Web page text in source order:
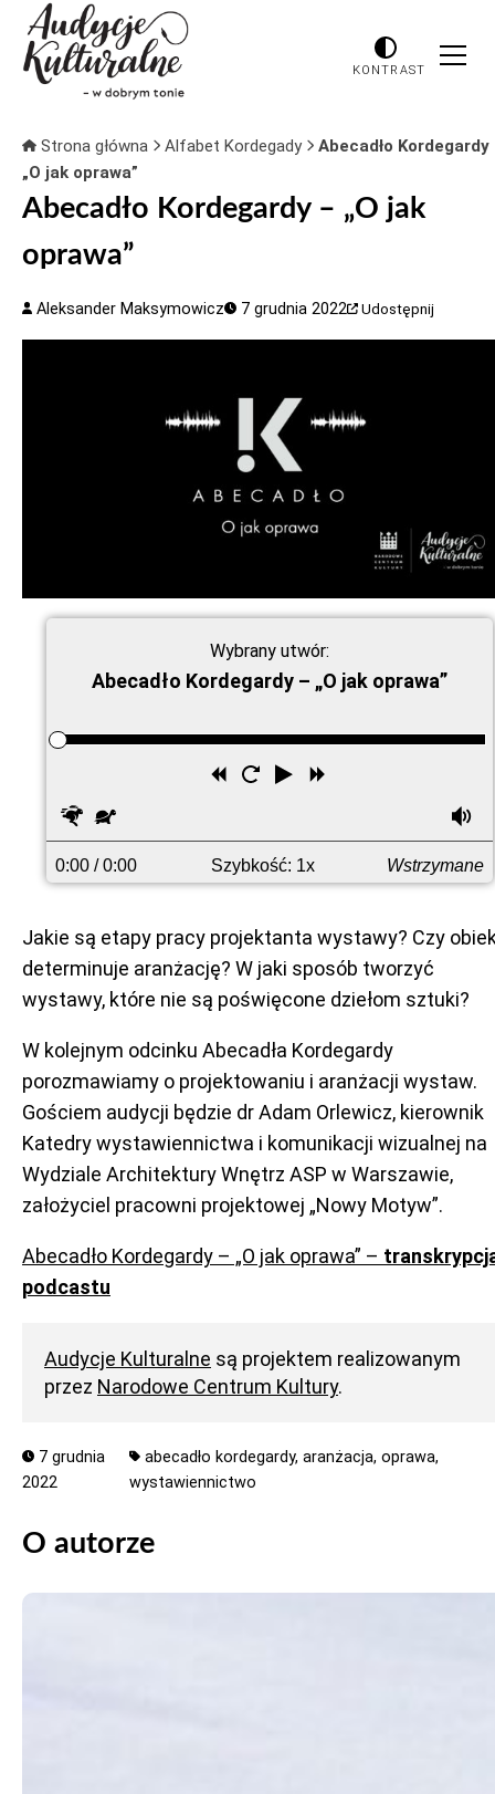
KONTRAST
Strona główna Alfabet Kordegady
Abecadło Kordegardy
„O jak oprawa”
Abecadło Kordegardy – „O jak
oprawa”
Aleksander Maksymowicz 7 grudnia 2022 Udostępnij
Wybrany utwór:
Abecadło Kordegardy – „O jak oprawa”
Odtwórz
Uruchom
Przewiń
przodu
Szybciej
0:00 / 0:00 Szybkość: 1x Wstrzymane
Jakie są etapy pracy projektanta wystawy? Czy
determinuje aranżację? W jaki sposób tworzyć
wystawy, które nie są poświęcone dziełom sztuki?
W kolejnym odcinku Abecadła Kordegardy
porozmawiamy o projektowaniu i aranżacji wystaw.
Gościem audycji będzie dr Adam Orlewicz, kierownik
Katedry wystawiennictwa i komunikacji wizualnej na
Wydziale Architektury Wnętrz ASP w Warszawie,
założyciel pracowni projektowej „Nowy Motyw”.
Abecadło Kordegardy – „O jak oprawa” –
podcastu
Audycje Kulturalne są projektem realizowanym
przez Narodowe Centrum Kultury.
7 grudnia
2022
abecadło kordegardy, aranżacja, oprawa,
wystawiennictwo
O autorze